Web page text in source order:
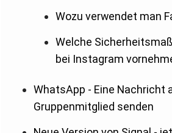
Wozu verwendet man
Welche
bei Instagram
WhatsApp - Eine Nachricht
Gruppenmitglied senden